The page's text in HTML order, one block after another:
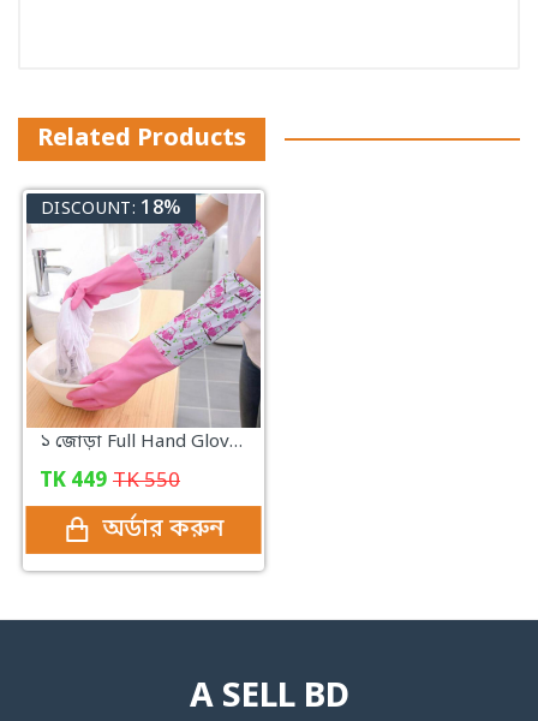
Related Products
DISCOUNT: 18%
১ জোড়া Full Hand Gloves For The Kitchen
TK 449 TK550
অর্ডার করুন
A SELL BD